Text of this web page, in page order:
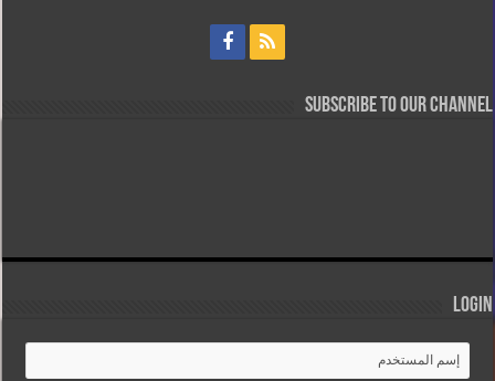
Subscribe to our Channel
Login